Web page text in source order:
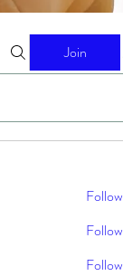
Join
Follow
Follow
Follow